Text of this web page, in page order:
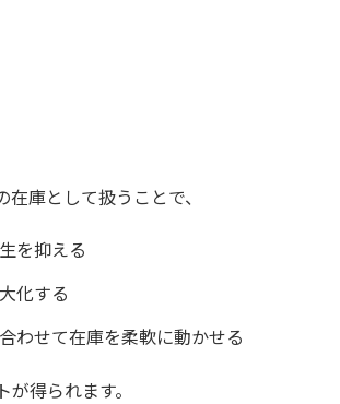
在庫として扱うことで、
を抑える
化する
わせて在庫を柔軟に動かせる
が得られます。